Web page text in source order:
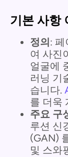
기본 사항
정의:
여 사진
얼굴에
러닝 기
습니다.
를 더욱
주요 구
루션 신
(GAN)
및 스와